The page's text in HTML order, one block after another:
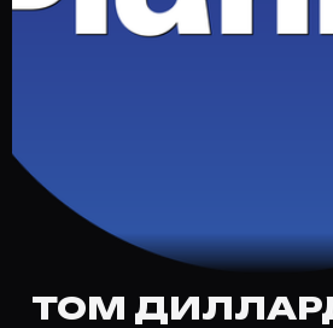
Где снимался Том Диллард?
Том Диллард — актёр.
Где открыть фильмографию
На Movie Planner: https://
ТОМ